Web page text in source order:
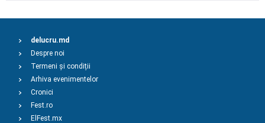
delucru.md
Despre noi
Termeni și condiții
Arhiva evenimentelor
Cronici
Fest.ro
ElFest.mx